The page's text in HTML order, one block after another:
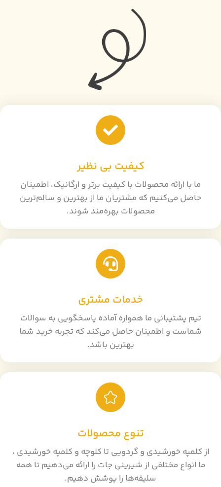
کیفیت بی نظیر
ما با ارائه محصولات با کیفیت برتر و ارگانیک، اطمینان
حاصل می‌کنیم که مشتریان ما از بهترین و سالم‌ترین
محصولات بهره‌مند شوند.​
خدمات مشتری
تیم پشتیبانی ما همواره آماده پاسخگویی به سوالات
شماست و اطمینان حاصل می‌کند که تجربه خرید شما
بهترین باشد.
تنوع محصولات
از کلمپه خورشیدی و گردویی تا کلوچه و کلمپه خورشیدی ،
ما انواع مختلفی از شیرینی جات را ارائه می‌دهیم تا همه
سلیقه‌ها را پوشش دهیم.